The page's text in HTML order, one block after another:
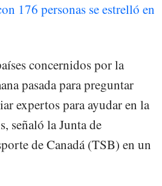
176 personas se estrelló en
concernidos por la
pasada para preguntar
expertos para ayudar en la
señaló la Junta de
de Canadá (TSB) en un